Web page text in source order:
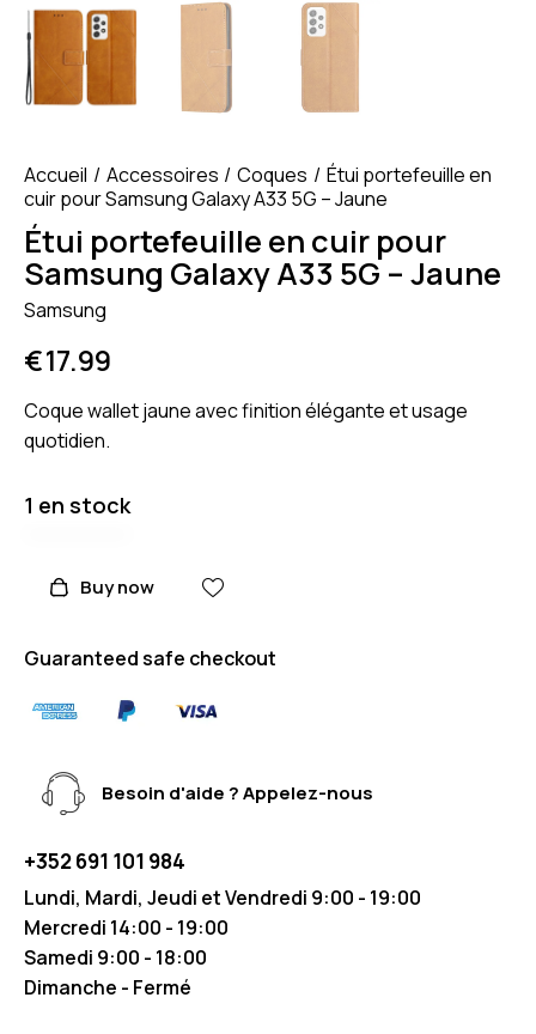
Accueil Accessoires Coques
Étui portefeuille en
cuir pour Samsung Galaxy A33 5G – Jaune
Étui portefeuille en cuir pour
Samsung Galaxy A33 5G – Jaune
Samsung
€17.99
Coque wallet jaune avec finition élégante et usage
quotidien.
1 en stock
Buy now
Guaranteed safe checkout
Besoin d'aide ? Appelez-nous
+352 691 101 984
Lundi, Mardi, Jeudi et Vendredi 9:00 - 19:00
Mercredi 14:00 - 19:00
Samedi 9:00 - 18:00
Dimanche - Fermé